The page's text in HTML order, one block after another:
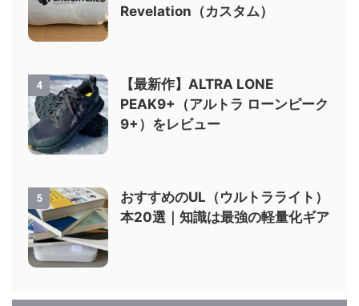
Revelation（カスタム）
4
【最新作】ALTRA LONE
PEAK9+（アルトラ ローンピーク
9+）をレビュー
5
おすすめのUL（ウルトラライト）
本20選｜知識は最強の軽量化ギア